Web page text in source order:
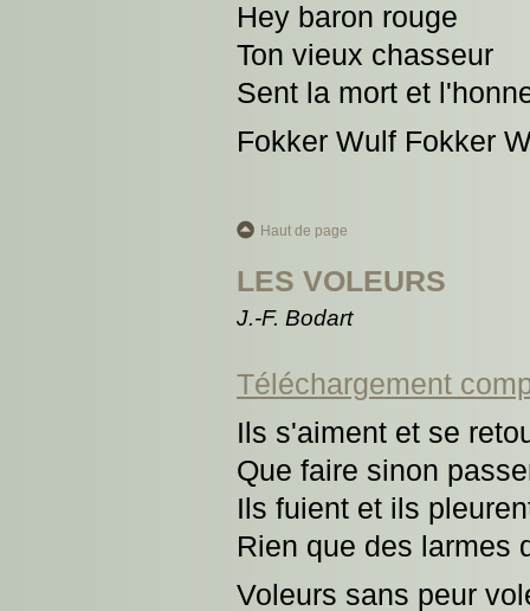
Hey baron rouge
Ton vieux chasseur
Sent la mort et
Fokker Wulf Fokker
Haut de page
LES VOLEURS
J.-F. Bodart
Téléchargement
Ils s'aiment et se
Que faire sinon
Ils fuient et ils
Rien que des larmes
Voleurs sans peur